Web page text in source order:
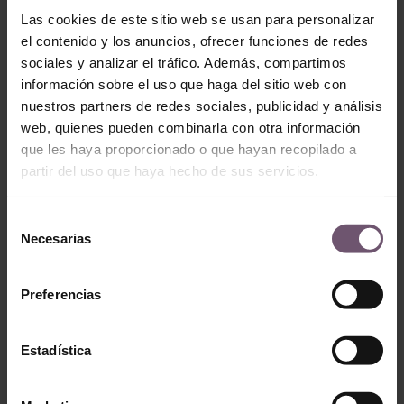
Las cookies de este sitio web se usan para personalizar
el contenido y los anuncios, ofrecer funciones de redes
sociales y analizar el tráfico. Además, compartimos
información sobre el uso que haga del sitio web con
nuestros partners de redes sociales, publicidad y análisis
web, quienes pueden combinarla con otra información
que les haya proporcionado o que hayan recopilado a
partir del uso que haya hecho de sus servicios.
Necesarias
Preferencias
Estadística
Zellige en stock -
Tallado
Tarajal
Zellige en stock - Tallado